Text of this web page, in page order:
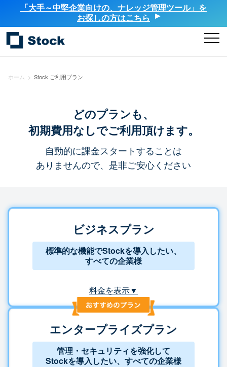
「大手～中堅企業向けの、ナレッジ管理ツール」を
お探しの方はこちら
ホーム > Stock ご利用プラン
どのプランも、
初期費用なしでご利用頂けます。
自動的に課金スタートすることは
ありませんので、是非ご安心ください
ビジネスプラン
標準的な機能でStockを導入したい、
すべての企業様
料金を表示▼
エンタープライズプラン
管理・セキュリティを強化して
Stockを導入したい、すべての企業様